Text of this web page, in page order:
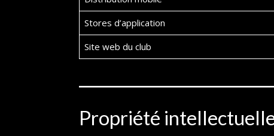
Stores d’application
Site web du club
Propriété